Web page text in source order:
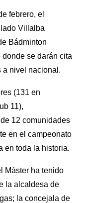
febrero, el
Villalba
Bádminton
se darán cita
a nivel nacional.
(131 en
11),
12 comunidades
en el campeonato
en toda la historia.
Máster ha tenido
la alcaldesa de
la concejala de